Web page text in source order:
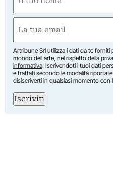
(Obbligatorio)
Nome
(Obbligatorio)
Artribune Srl utilizza i dati da te
mondo dell'arte, nel rispetto della
informativa. Iscrivendoti i tuoi dati
e trattati secondo le modalità riportate
disiscriverti in qualsiasi momento con
Iscriviti